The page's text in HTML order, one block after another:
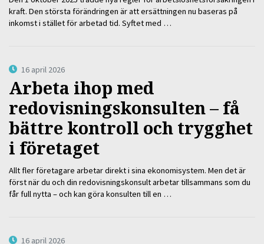
kraft. Den största förändringen är att ersättningen nu baseras på
inkomst i stället för arbetad tid. Syftet med …
16 april 2026
Arbeta ihop med
redovisningskonsulten – få
bättre kontroll och trygghet
i företaget
Allt fler företagare arbetar direkt i sina ekonomisystem. Men det är
först när du och din redovisningskonsult arbetar tillsammans som du
får full nytta – och kan göra konsulten till en …
16 april 2026